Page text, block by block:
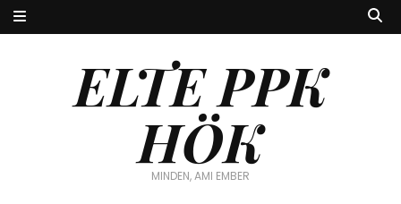
ELTE PPK
HÖK
MINDEN, AMI EMBER